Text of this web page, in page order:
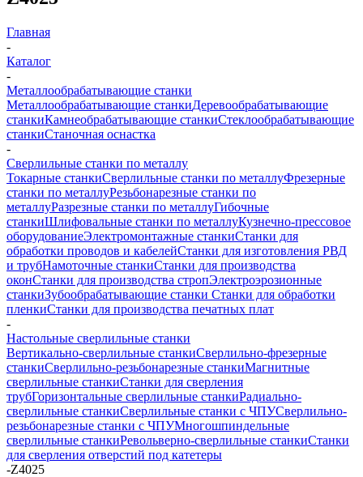
Главная
-
Каталог
-
Металлообрабатывающие станки
Металлообрабатывающие станкиДеревообрабатывающие
станкиКамнеобрабатывающие станкиСтеклообрабатывающие
станкиСтаночная оснастка
-
Сверлильные станки по металлу
Токарные станкиСверлильные станки по металлуФрезерные
станки по металлуРезьбонарезные станки по
металлуРазрезные станки по металлуГибочные
станкиШлифовальные станки по металлуКузнечно-прессовое
оборудованиеЭлектромонтажные станкиСтанки для
обработки проводов и кабелейСтанки для изготовления РВД
и трубНамоточные станкиСтанки для производства
оконСтанки для производства стропЭлектроэрозионные
станкиЗубообрабатывающие станки Станки для обработки
пленкиСтанки для производства печатных плат
-
Настольные сверлильные станки
Вертикально-сверлильные станкиСверлильно-фрезерные
станкиСверлильно-резьбонарезные станкиМагнитные
сверлильные станкиСтанки для сверления
трубГоризонтальные сверлильные станкиРадиально-
сверлильные станкиСверлильные станки с ЧПУСверлильно-
резьбонарезные станки с ЧПУМногошпиндельные
сверлильные станкиРевольверно-сверлильные станкиСтанки
для сверления отверстий под катетеры
-Z4025